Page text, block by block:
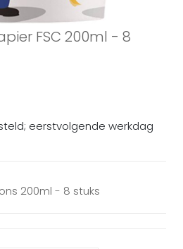
FSC 200ml - 8
eerstvolgende werkdag
200ml - 8 stuks